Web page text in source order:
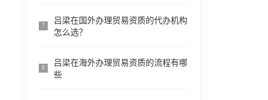
7
吕梁在国外办理贸易资质的代办机构
怎么选？
8
吕梁在海外办理贸易资质的流程有哪
些